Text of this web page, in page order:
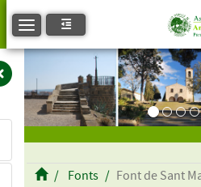
Toggle navigation
Fonts Font de Sant